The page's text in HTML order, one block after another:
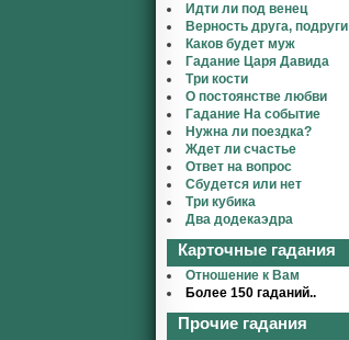
Идти ли под венец
Верность друга, подруги
Каков будет муж
Гадание Царя Давида
Три кости
О постоянстве любви
Гадание На событие
Нужна ли поездка?
Ждет ли счастье
Ответ на вопрос
Сбудется или нет
Три кубика
Два додекаэдра
Карточные гадания
Отношение к Вам
Более 150 гаданий..
Прочие гадания